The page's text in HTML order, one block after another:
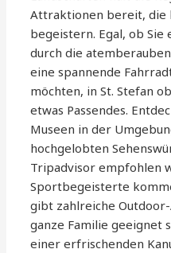
Attraktionen bereit, die
begeistern. Egal, ob Sie
durch die
eine spannende
möchten, in St. Stefan
etwas Passendes.
Museen in der
hochgelobten
Tripadvisor empfohlen
Sportbegeisterte
gibt zahlreiche
ganze Familie geeignet
einer erfrischenden